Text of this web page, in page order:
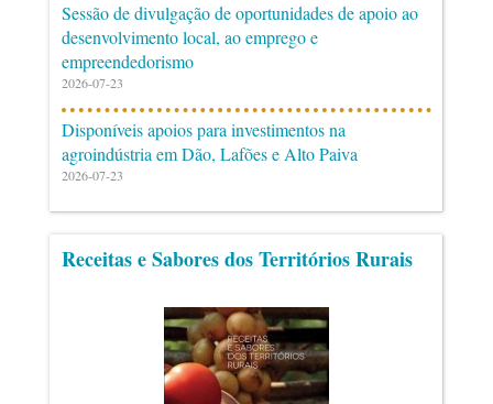
Sessão de divulgação de oportunidades de apoio ao
desenvolvimento local, ao emprego e
empreendedorismo
2026-07-23
Disponíveis apoios para investimentos na
agroindústria em Dão, Lafões e Alto Paiva
2026-07-23
Receitas e Sabores dos Territórios Rurais